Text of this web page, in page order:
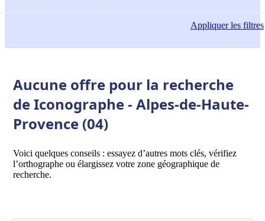
Appliquerles filtres
Aucune offre pour la recherche
de Iconographe - Alpes-de-Haute-
Provence (04)
Voici quelques conseils : essayez d’autres mots clés, vérifiez
l’orthographe ou élargissez votre zone géographique de
recherche.